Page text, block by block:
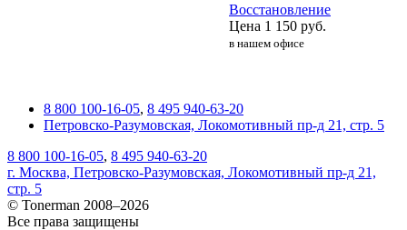
Восстановление
Цена 1 150 руб.
в нашем офисе
8 800 100-16-05, 8 495 940-63-20
Петровско-Разумовская, Локомотивный пр-д 21, стр. 5
8 800 100-16-05, 8 495 940-63-20
г. Москва, Петровско-Разумовская, Локомотивный пр-д 21,
стр. 5
© Tonerman 2008–2026
Все права защищены